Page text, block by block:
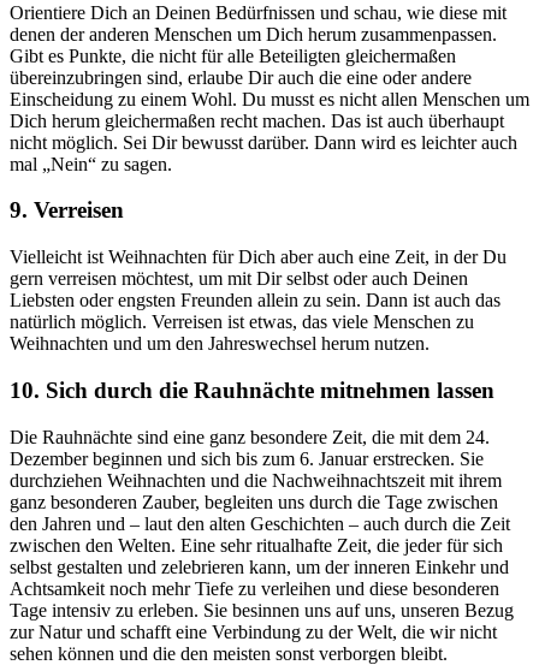
Orientiere Dich an Deinen Bedürfnissen und schau, wie diese mit
denen der anderen Menschen um Dich herum zusammenpassen.
Gibt es Punkte, die nicht für alle Beteiligten gleichermaßen
übereinzubringen sind, erlaube Dir auch die eine oder andere
Einscheidung zu einem Wohl. Du musst es nicht allen Menschen um
Dich herum gleichermaßen recht machen. Das ist auch überhaupt
nicht möglich. Sei Dir bewusst darüber. Dann wird es leichter auch
mal „Nein“ zu sagen.
9. Verreisen
Vielleicht ist Weihnachten für Dich aber auch eine Zeit, in der Du
gern verreisen möchtest, um mit Dir selbst oder auch Deinen
Liebsten oder engsten Freunden allein zu sein. Dann ist auch das
natürlich möglich. Verreisen ist etwas, das viele Menschen zu
Weihnachten und um den Jahreswechsel herum nutzen.
10. Sich durch die Rauhnächte mitnehmen lassen
Die Rauhnächte sind eine ganz besondere Zeit, die mit dem 24.
Dezember beginnen und sich bis zum 6. Januar erstrecken. Sie
durchziehen Weihnachten und die Nachweihnachtszeit mit ihrem
ganz besonderen Zauber, begleiten uns durch die Tage zwischen
den Jahren und – laut den alten Geschichten – auch durch die Zeit
zwischen den Welten. Eine sehr ritualhafte Zeit, die jeder für sich
selbst gestalten und zelebrieren kann, um der inneren Einkehr und
Achtsamkeit noch mehr Tiefe zu verleihen und diese besonderen
Tage intensiv zu erleben. Sie besinnen uns auf uns, unseren Bezug
zur Natur und schafft eine Verbindung zu der Welt, die wir nicht
sehen können und die den meisten sonst verborgen bleibt.